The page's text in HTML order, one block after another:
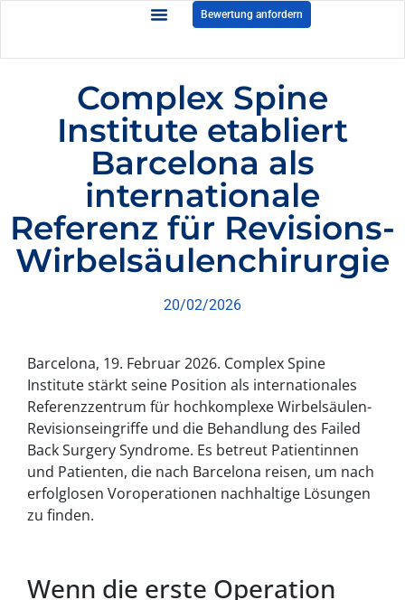
Bewertung anfordern
Complex Spine
Institute etabliert
Barcelona als
internationale
Referenz für Revisions-
Wirbelsäulenchirurgie
20/02/2026
Barcelona, 19. Februar 2026. Complex Spine
Institutestärkt seine Position als internationales
Referenzzentrum für hochkomplexe Wirbelsäulen-
Revisionseingriffe und die Behandlung des Failed
Back Surgery Syndrome. Es betreut Patientinnen
und Patienten, die nach Barcelona reisen, um nach
erfolglosen Voroperationen nachhaltige Lösungen
zu finden.
Wenn die erste Operation